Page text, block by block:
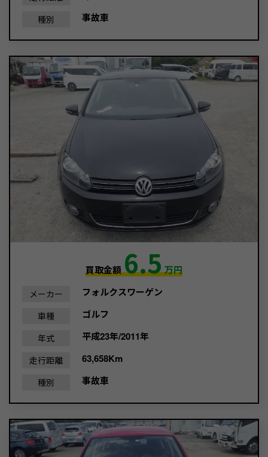
種別 事故車
買取金額6.5万円
メーカー フォルクスワーゲン
車種 ゴルフ
年式 平成23年/2011年
走行距離 63,658Km
種別 事故車